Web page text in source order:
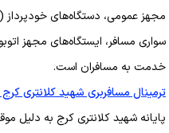
سواری مسافر، ایستگاه‌های مجهز
خدمت به مسافران است.
ترمینال مسافربری شهید کلانتری کرج
پایانه شهید کلانتری کرج به دلیل